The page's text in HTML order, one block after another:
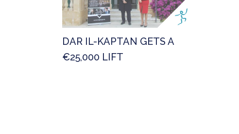
DAR IL-KAPTAN GETS A
€25,000 LIFT